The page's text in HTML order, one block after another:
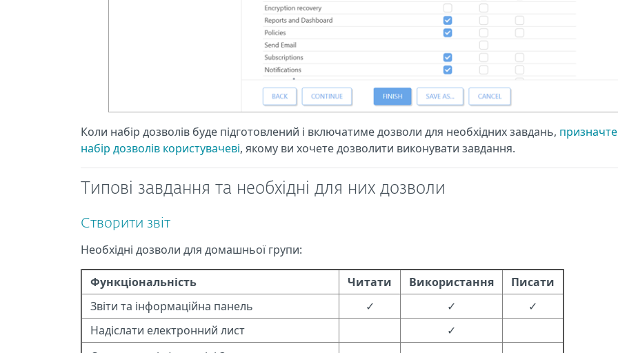
Коли набір дозволів буде підготовлений і включатиме дозволи для необхідних завдань,
набір дозволів користувачеві, якому ви хочете дозволити виконувати завдання.
Типові завдання та необхідні для них дозволи
Створити звіт
Необхідні дозволи для домашньої групи:
Функціональність Читати Використання
Писати
Звіти та інформаційна панель
✓ ✓
✓
Надіслати електронний лист
✓